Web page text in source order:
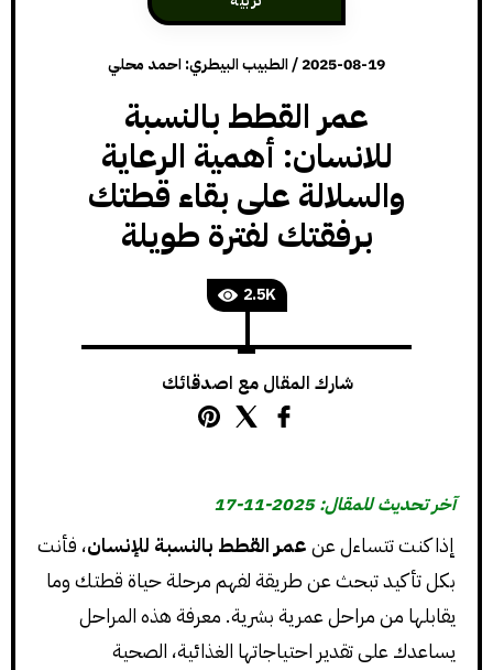
2025-08-19
/الطبيب البيطري: احمد محلي
عمر القطط بالنسبة
للانسان: أهمية الرعاية
والسلالة على بقاء قطتك
برفقتك لفترة طويلة
2.5K
شارك المقال مع اصدقائك
آخر تحديث للمقال: 2025-11-17
إذا كنت تتساءل عنعمر القطط بالنسبة للإنسان، فأنت
بكل تأكيد تبحث عن طريقة لفهم مرحلة حياة قطتك وما
يقابلها من مراحل عمرية بشرية. معرفة هذه المراحل
يساعدك على تقدير احتياجاتها الغذائية، الصحية